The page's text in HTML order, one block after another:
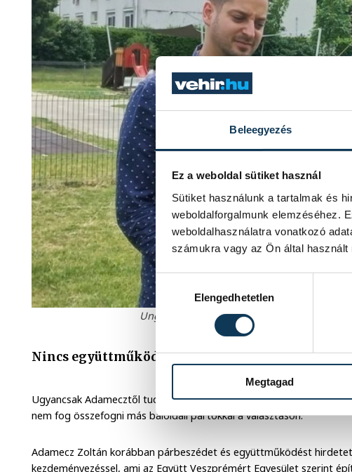
Beleegyezés
Ez a weboldal sütiket használ
Sütiket használunk a tartalmak és
weboldalforgalmunk elemzéséhez.
weboldalhasználatra vonatkozó
számukra vagy az Ön által
Hozzájárulás kiválasztása
Elengedhetetlen
Megtagad
Ungár Péter és Gerstmár Ferenc egy
Nincs együttműködés, hacsak…
Ugyancsak Adamecztől tudjuk, hogy Gerstmártól elhangzott egy
nem fog összefogni más baloldali pártokkal a választáson.
Adamecz Zoltán korábban párbeszédet és együttműködést
kezdeményezéssel, ami az Együtt Veszprémért Egyesület szerint